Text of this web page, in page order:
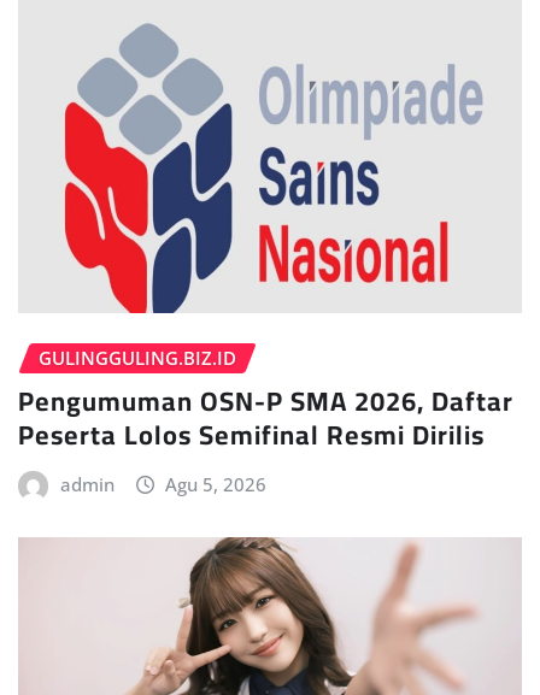
GULINGGULING.BIZ.ID
Pengumuman OSN-P SMA 2026, Daftar
Peserta Lolos Semifinal Resmi Dirilis
admin Agu 5, 2026